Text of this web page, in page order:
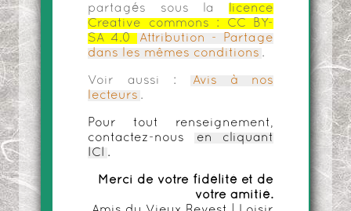
partagés sous la
licence
Creative commons :
CC BY-
SA 4.0
Attribution - Partage
dans les mêmes conditions .
Voir aussi :
Avis à nos
lecteurs .
Pour tout renseignement,
contactez-nous
en cliquant
ICI
.
Merci de votre fidélité et de
votre amitié.